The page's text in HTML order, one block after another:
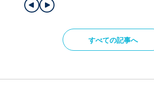
すべての記事へ